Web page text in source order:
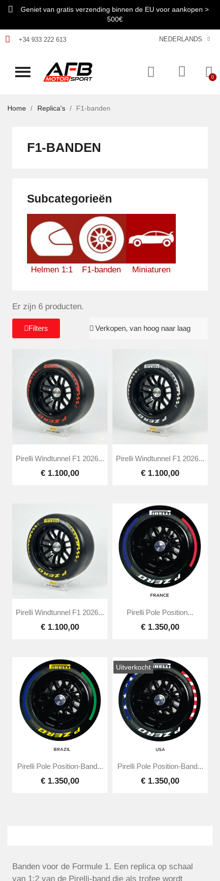
Geniet van gratis verzending binnen de EU voor aankopen >
500€
+34 933 222 613 NEDERLANDS
Home Replica's F1-banden
F1-BANDEN
Subcategorieën
Helmen 1:1 F1-banden Miniaturen
Er zijn 6 producten.
Filters
Pirelli Windtunnel F1 2026...
€ 1.100,00
Pirelli Windtunnel F1 2026...
€ 1.100,00
Pirelli Windtunnel F1 2026...
€ 1.100,00
Pirelli Pole Position...
€ 1.350,00
Pirelli Pole Position-Band...
€ 1.350,00
Uitverkocht
Pirelli Pole Position-Band...
€ 1.350,00
Banden voor de Formule 1. Een replica op schaal
van 1:2 van de Pirelli-band die als trofee wordt